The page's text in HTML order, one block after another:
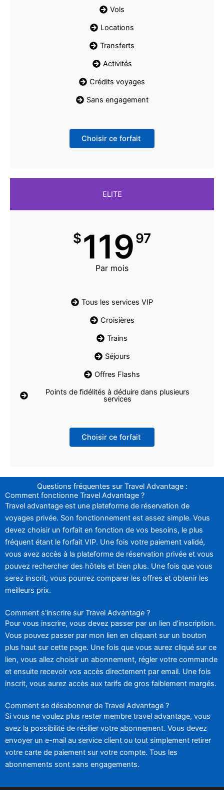
Vols
Locations
Transferts
Activités
Crédits voyages
Sans engagement
Choisir ce forfait
ELITE
$11997
Par mois
Tous les services VIP
Croisières
Trains
Séjours
Offres Flashs
Points de fidélités à déduire dans plusieurs
services
Choisir ce forfait
Questions fréquentes sur Travel Advantage :
Comment fonctionne Travel Advantage ?
Travel advantage est une plateforme de réservation de
voyages privée. Son fonctionnement est assez simple. Vous
devez choisir un forfait en fonction de vos besoins, le plus
fréquent étant le forfait VIP. Une fois votre paiement validé,
vous avez accès à la plateforme de réservation privée et vous
pouvez rechercher des hôtels et bien plus. Une fois que vous
serez inscrit, vous pourrez comparer les offres et obtenir les
meilleurs prix.
Comment s'inscrire sur Travel Advantage ?
Pour vous inscrire, vous devez passer par un lien d’inscription.
Vous pouvez passer par mon lien en cliquant sur un bouton
plus haut sur cette page. Une fois que vous aurez cliqué sur ce
lien, vous allez choisir un abonnement, régler votre commande
et ensuite recevoir vos accès directement par email. Une fois
inscrit, vous aurez accès aux tarifs de gros faiblement margés.
Comment se désabonner de Travel Advantage ?
Si vous ne voulez plus rester membre travel advantage, vous
avez la possibilité de résilier votre abonnement. Vous devez
envoyer un e-mail au service client ou tout simplement retirer
votre carte de paiement sur votre compte. Tous les
abonnements sont sans engagements.